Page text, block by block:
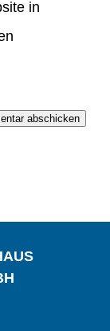
in
abschicken